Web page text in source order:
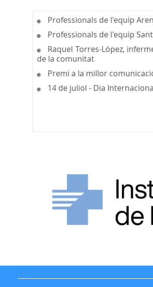
Professionals de l'equip
Professionals de l'equip
Raquel Torres-López,
de la comunitat
Premi a la millor
14 de juliol - Dia